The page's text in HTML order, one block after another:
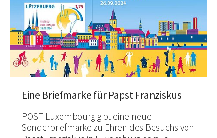
Eine Briefmarke für Papst Franziskus
POST Luxembourg gibt eine neue
Sonderbriefmarke zu Ehren des Besuchs von